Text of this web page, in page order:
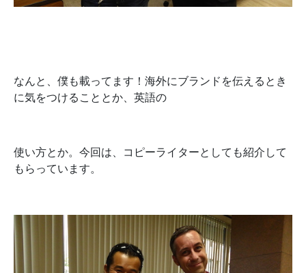
なんと、僕も載ってます！海外にブランドを伝えるとき
に気をつけることとか、英語の
使い方とか。今回は、コピーライターとしても紹介して
もらっています。